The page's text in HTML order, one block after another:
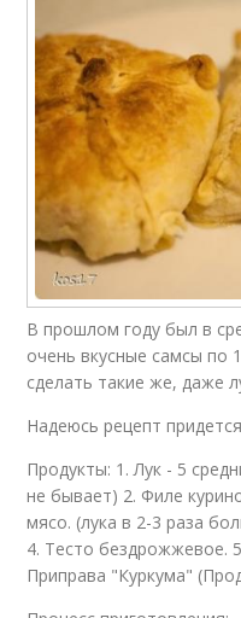
В прошлом году был в
очень вкусные самсы по
сделать такие же, даже
Надеюсь рецепт
Продукты: 1. Лук - 5
не бывает) 2. Филе
мясо. (лука в 2-3 раза
4. Тесто бездрожжевое.
Приправа "Куркума"